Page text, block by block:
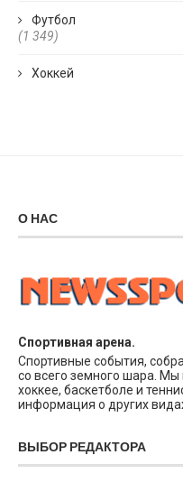
Футбол
(1 349)
Хоккей
О НАС
Спортивная арена.
Спортивные события,
со всего земного шара. Мы
хоккее, баскетболе и
информация о других
ВЫБОР РЕДАКТОРА